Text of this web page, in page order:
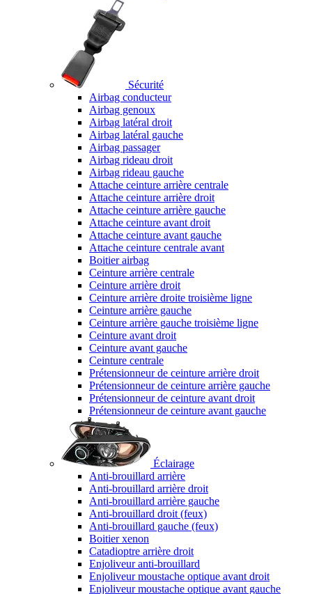
Sécurité
Airbag conducteur
Airbag genoux
Airbag latéral droit
Airbag latéral gauche
Airbag passager
Airbag rideau droit
Airbag rideau gauche
Attache ceinture arrière centrale
Attache ceinture arrière droit
Attache ceinture arrière gauche
Attache ceinture avant droit
Attache ceinture avant gauche
Attache ceinture centrale avant
Boitier airbag
Ceinture arrière centrale
Ceinture arrière droit
Ceinture arrière droite troisième ligne
Ceinture arrière gauche
Ceinture arrière gauche troisième ligne
Ceinture avant droit
Ceinture avant gauche
Ceinture centrale
Prétensionneur de ceinture arrière droit
Prétensionneur de ceinture arrière gauche
Prétensionneur de ceinture avant droit
Prétensionneur de ceinture avant gauche
Éclairage
Anti-brouillard arrière
Anti-brouillard arrière droit
Anti-brouillard arrière gauche
Anti-brouillard droit (feux)
Anti-brouillard gauche (feux)
Boitier xenon
Catadioptre arrière droit
Enjoliveur anti-brouillard
Enjoliveur moustache optique avant droit
Enjoliveur moustache optique avant gauche